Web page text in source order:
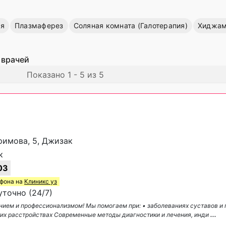
Плазмаферез Соляная комната (Галотерапия)
Показано 1 - 5 из 5
5, Джизак
на Клиникс уз
(24/7)
и профессионализмом! Мы помогаем при: • заболеваниях суставов и
расстройствах Современные методы диагностики и лечения, инди ...